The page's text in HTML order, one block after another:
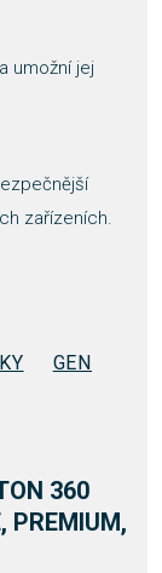
umožní jej
zařízeních.
GEN
360
PREMIUM,